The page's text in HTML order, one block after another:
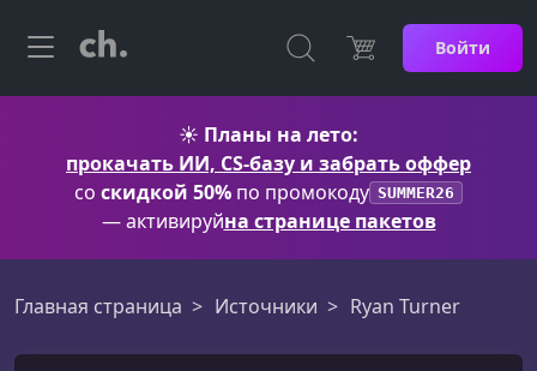
Войти
☀️ Планы на лето:
прокачать ИИ, CS-базу и забрать оффер
со скидкой 50% по промокоду SUMMER26
— активируйна странице пакетов
Главная страница Источники Ryan Turner